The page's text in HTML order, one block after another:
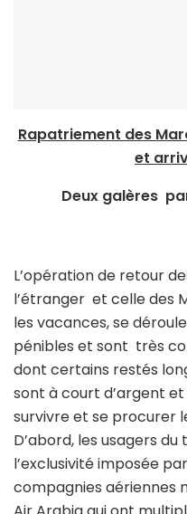
Rapatriement des
et
Deux galères
L’opération de retour
l’étranger et celle des
les vacances, se
pénibles et sont très
dont certains restés
sont à court d’argent
survivre et se procurer
D’abord, les usagers
l’exclusivité imposée
compagnies aériennes